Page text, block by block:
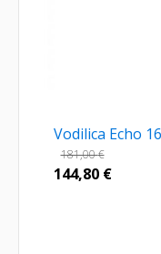
Vodilica Echo
181,00€
144,80 €